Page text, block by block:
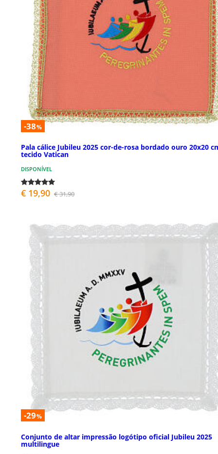
-38%
Pala cálice Jubileu 2025 cor-de-rosa bordado ouro 20x20
tecido Vatican
DISPONÍVEL
€ 19,90 € 31,90
-29%
Conjunto de altar impressão logótipo oficial Jubileu 2025
multilingue